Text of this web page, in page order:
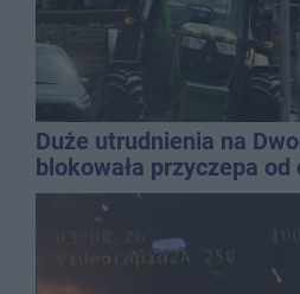
Duże utrudnienia na
blokowała przyczepa od